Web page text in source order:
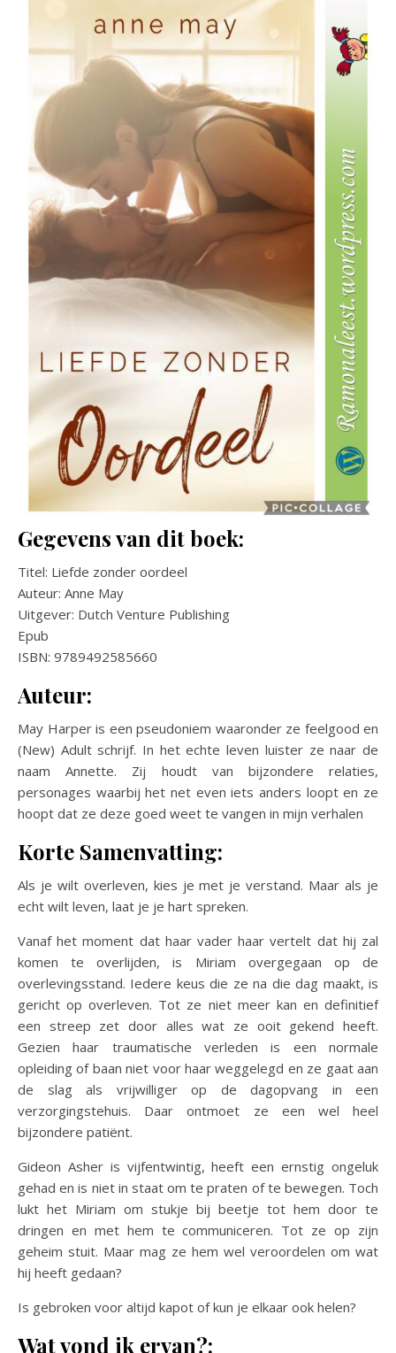
Gegevens van dit boek:
Titel: Liefde zonder oordeel
Auteur: Anne May
Uitgever: Dutch Venture Publishing
Epub
ISBN: 9789492585660
Auteur:
May Harper is een pseudoniem waaronder ze feelgood en
(New) Adult schrijf. In het echte leven luister ze naar de
naam Annette. Zij houdt van bijzondere relaties,
personages waarbij het net even iets anders loopt en ze
hoopt dat ze deze goed weet te vangen in mijn verhalen
Korte Samenvatting:
Als je wilt overleven, kies je met je verstand. Maar als je
echt wilt leven, laat je je hart spreken.
Vanaf het moment dat haar vader haar vertelt dat hij zal
komen te overlijden, is Miriam overgegaan op de
overlevingsstand. Iedere keus die ze na die dag maakt, is
gericht op overleven. Tot ze niet meer kan en definitief
een streep zet door alles wat ze ooit gekend heeft.
Gezien haar traumatische verleden is een normale
opleiding of baan niet voor haar weggelegd en ze gaat aan
de slag als vrijwilliger op de dagopvang in een
verzorgingstehuis. Daar ontmoet ze een wel heel
bijzondere patiënt.
Gideon Asher is vijfentwintig, heeft een ernstig ongeluk
gehad en is niet in staat om te praten of te bewegen. Toch
lukt het Miriam om stukje bij beetje tot hem door te
dringen en met hem te communiceren. Tot ze op zijn
geheim stuit. Maar mag ze hem wel veroordelen om wat
hij heeft gedaan?
Is gebroken voor altijd kapot of kun je elkaar ook helen?
Wat vond ik ervan?: